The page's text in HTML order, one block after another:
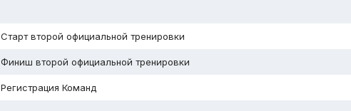
Старт второй официальной тренировки
Финиш второй официальной тренировки
Регистрация Команд